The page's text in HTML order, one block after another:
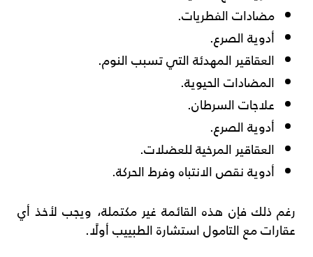
مضادات الفطريات.
أدوية الصرع.
العقاقير المهدئة التي تسبب النوم.
المضادات الحيوية.
علاجات السرطان.
أدوية الصرع.
العقاقير المرخية للعضلات.
أدوية نقص الانتباه وفرط الحركة.
رغم ذلك فإن هذه القائمة غير مكتملة، ويجب لأخذ أي
عقارات مع التامول استشارة الطبييب أولًا.